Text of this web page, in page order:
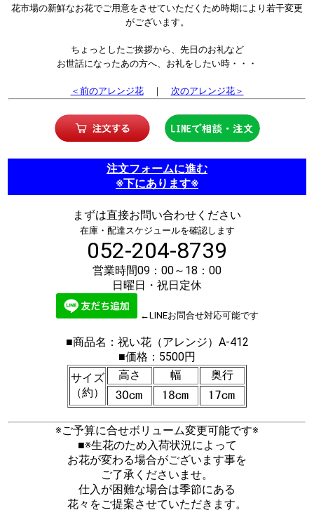
花市場の新鮮なお花でご用意をさせていただくため時期により若干変更
がございます。
ちょっとしたご挨拶から、先日のお礼など
お世話になったあの方へ、お礼をしたい時・・・
＜前のアレンジ花｜ 次のアレンジ花＞
注文フォームに進む
※下にあります※
まずは直接お問い合わせください
在庫・配達スケジュールを確認します
052-204-8739
営業時間09：00～18：00
日曜日・祝日定休
←LINEお問合せ対応可能です
■商品名：祝い花（アレンジ）A-412
■価格：5500円
サイズ
（約）
高さ 幅 奥行
※ご予算に合せボリューム変更可能です※
■※生花のため入荷状況によって
お花が変わる場合がございます事を
ご了承くださいませ。
仕入が困難な場合は季節にある
花々をご提案させていただきます。